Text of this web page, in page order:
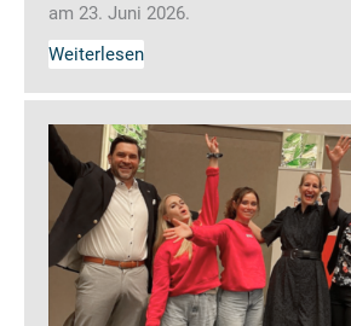
am 23. Juni 2026.
Weiterlesen